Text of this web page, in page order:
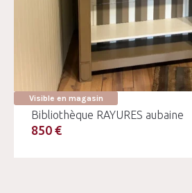
Visible en magasin
Bibliothèque RAYURES aubaine
850 €